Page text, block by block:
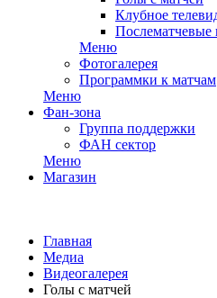
Клубное
Послематчевые
Меню
Фотогалерея
Программки к матчам
Меню
Фан-зона
Группа поддержки
ФАН сектор
Меню
Магазин
Главная
Медиа
Видеогалерея
Голы с матчей